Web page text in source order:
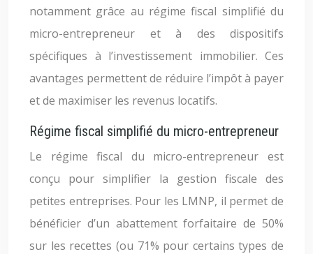
notamment grâce au régime fiscal simplifié du
micro-entrepreneur et à des dispositifs
spécifiques à l’investissement immobilier. Ces
avantages permettent de réduire l’impôt à payer
et de maximiser les revenus locatifs.
Régime fiscal simplifié du micro-entrepreneur
Le régime fiscal du micro-entrepreneur est
conçu pour simplifier la gestion fiscale des
petites entreprises. Pour les LMNP, il permet de
bénéficier d’un abattement forfaitaire de 50%
sur les recettes (ou 71% pour certains types de